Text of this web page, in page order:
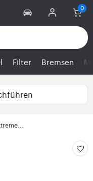
Filter Bremsen